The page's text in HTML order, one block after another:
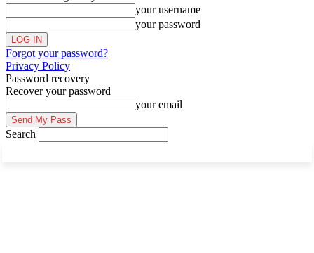
your username
your password
Forgot your password?
Privacy Policy
Password recovery
Recover your password
your email
Search